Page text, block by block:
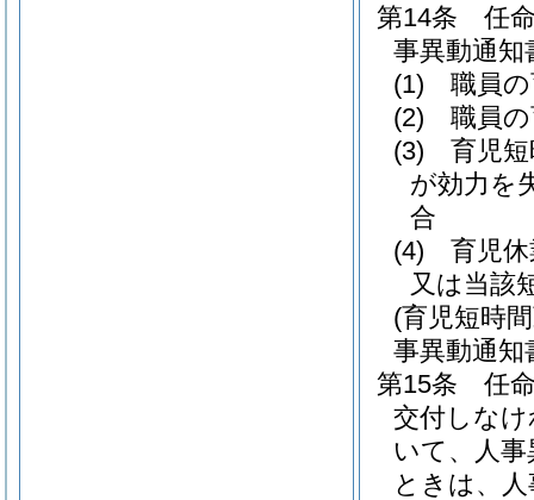
第14条
任
事異動通
(1)
職員
(2)
職員
(3)
育児
が効力を
合
(4)
育児
又は当該
(育児短時
事異動通知
第15条
任
交付しな
いて、人
ときは、